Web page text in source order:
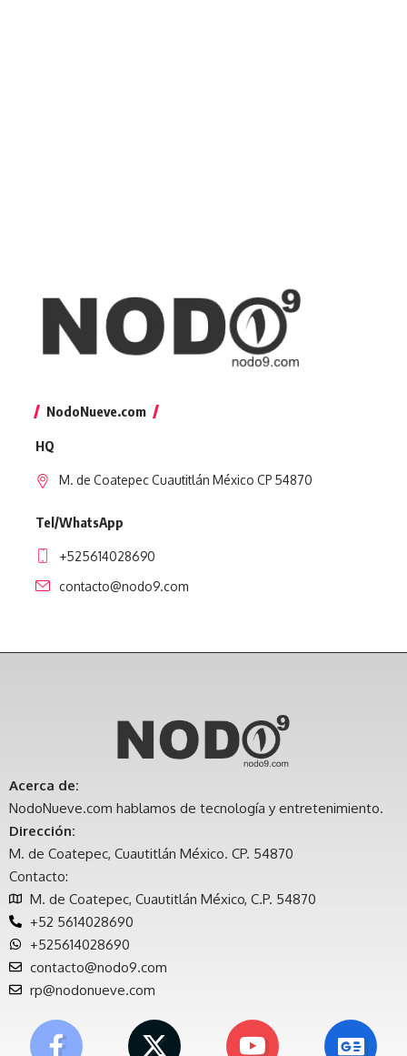
NodoNueve.com
HQ
M. de Coatepec Cuautitlán México CP 54870
Tel/WhatsApp
+525614028690
contacto@nodo9.com
Acerca de:
NodoNueve.com hablamos de tecnología y entretenimiento.
Dirección:
M. de Coatepec, Cuautitlán México. CP. 54870
Contacto:
M. de Coatepec, Cuautitlán México, C.P. 54870
+52 5614028690
+525614028690
contacto@nodo9.com
rp@nodonueve.com